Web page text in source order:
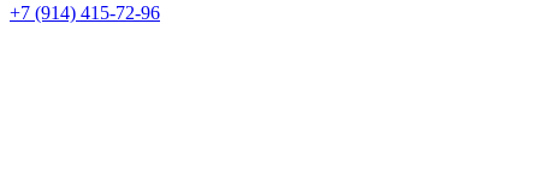
+7 (914) 415-72-96